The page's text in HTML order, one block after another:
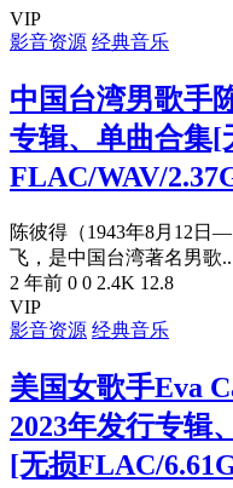
VIP
影音资源 经典音乐
中国台湾男歌手
专辑、单曲合集[
FLAC/WAV/
陈彼得（1943年8月12日
飞，是中国台湾著名男歌
2 年前 0 0 2.4K 12.8
VIP
影音资源 经典音乐
美国女歌手Eva
2023年发行专辑
[无损FLAC/